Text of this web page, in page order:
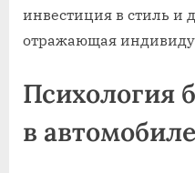
инвестиция в стиль и
отражающая
Психология
в